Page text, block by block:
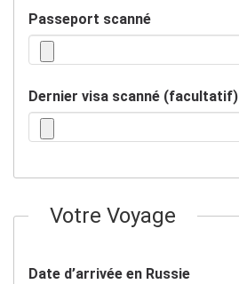
Passeport scanné
Dernier visa scanné (facultatif)
Votre Voyage
Date d’arrivée en Russie